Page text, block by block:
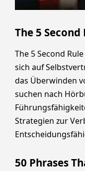
The 5 Second
The 5 Second
sich auf
das Überwinden
suchen nach
Strategien zur
50 Phrases